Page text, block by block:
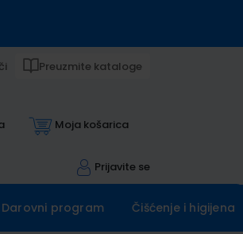
Preuzmite kataloge
Moja košarica
Prijavite se
Darovni program Čišćenje i higijena